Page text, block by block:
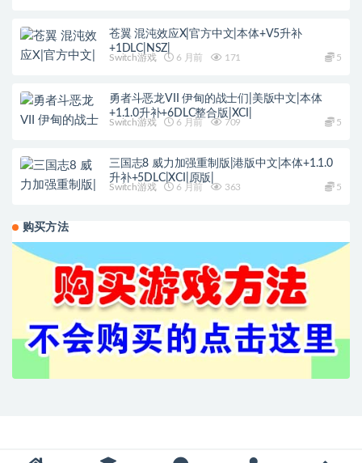
苍翼 混沌效应X|官方中文|本体+V5升补
+1DLC|NSZ|
Switch游戏 6 月前 171 5
勇者斗恶龙VII 伊甸的战士们|美版中文|本体
+1.1.0升补+6DLC整合版|XCI|
Switch游戏 6 月前 709 5
三国志8 威力加强重制版|港版中文|本体+1.1.0
升补+5DLC|XCI|原版|
Switch游戏 6 月前 363 5
购买方法